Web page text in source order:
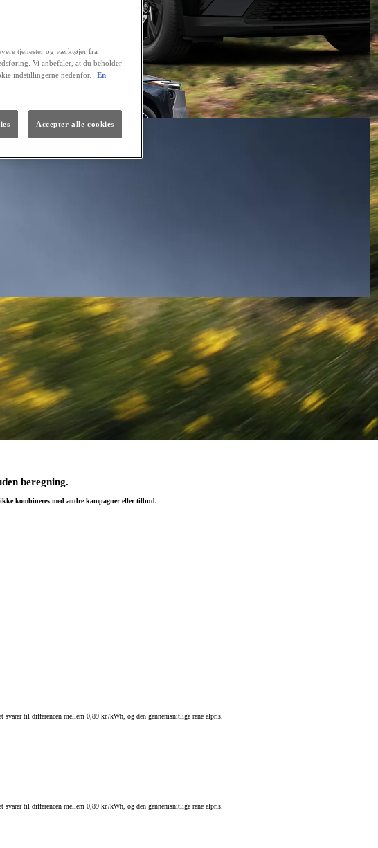
beregning.
kombineres med andre kampagner eller tilbud.
til differencen mellem 0,89 kr./kWh, og den gennemsnitlige rene elpris.
til differencen mellem 0,89 kr./kWh, og den gennemsnitlige rene elpris.
tjenester og værktøjer fra
Vi anbefaler, at du beholder
indstillingerne nedenfor.
En
Accepter alle cookies